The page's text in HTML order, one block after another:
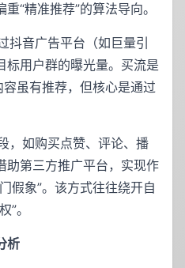
“精准推荐”的算法导向。
抖音广告平台（如巨量引
标用户群的曝光量。买流是
虽有推荐，但核心是通过
，如购买点赞、评论、播
助第三方推广平台，实现作
假象”。该方式往往绕开自
”。
析